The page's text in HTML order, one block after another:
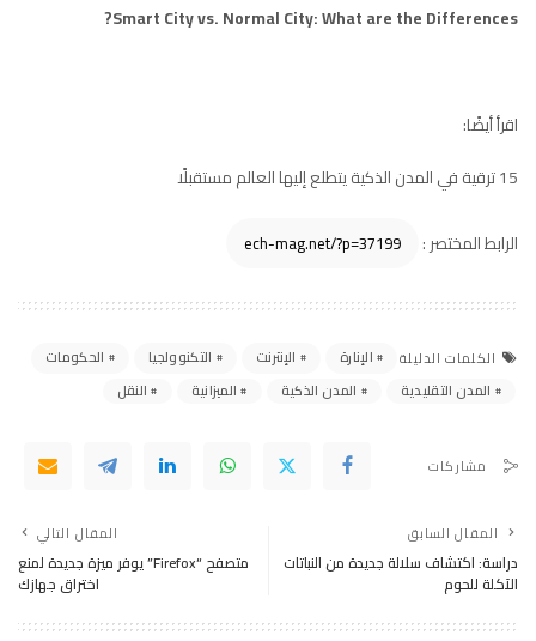
Smart City vs. Normal City: What are the Differences?
اقرأ أيضًا:
15 ترقية في المدن الذكية يتطلع إليها العالم مستقبلًا
الرابط المختصر :
الكلمات الدليلة الإنارة الإنترنت التكنوولجيا
الحكومات
المدن التقليدية
المدن الذكية الميزانية النقل
مشاركات
المقال السابق
دراسة: اكتشاف سلالة جديدة من النباتات
الآكلة للحوم
المقال التالي
متصفح “Firefox” يوفر ميزة جديدة لمنع
اختراق جهازك